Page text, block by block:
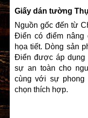
Giấy dán tường
Nguồn gốc đến từ
Điển có điểm nâng
họa tiết. Dòng sản
Điển được áp dụng
sự an toàn cho
cùng với sự phong
chọn thích hợp.